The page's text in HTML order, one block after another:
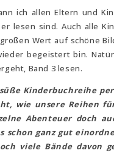
ich allen Eltern und
lesen sind. Auch alle
Wert auf schöne
begeistert bin.
Band 3 lesen.
Kinderbuchreihe
wie unsere Reihen
Abenteuer doch
schon ganz gut
viele Bände davon